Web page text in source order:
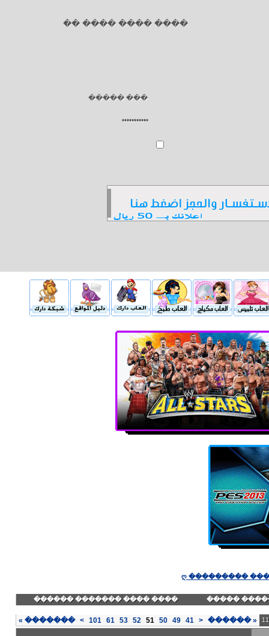
ღ ���������
�������
���� ���� ������� ������
«
������
<
41
49
50
51
52
53
61
101
>
�������
»